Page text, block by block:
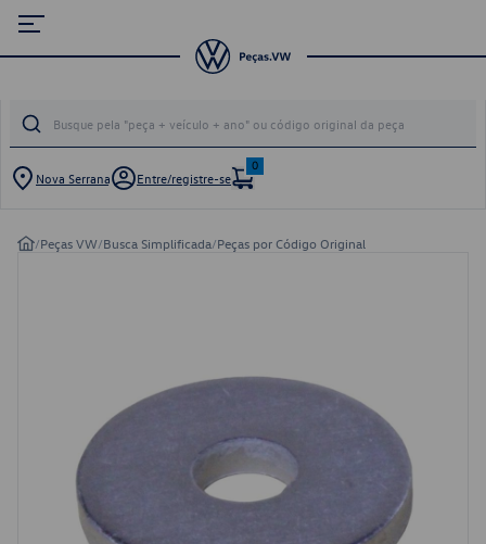
Nova Serrana Entre/registre-se
0
/Peças VW/Busca Simplificada/Peças por Código Original